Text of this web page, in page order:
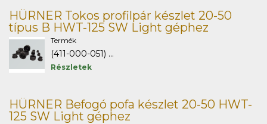
HÜRNER Tokos profilpár készlet 20-50
típus B HWT-125 SW Light géphez
Termék
(411-000-051) ...
Részletek
HÜRNER Befogó pofa készlet 20-50 HWT-
125 SW Light géphez